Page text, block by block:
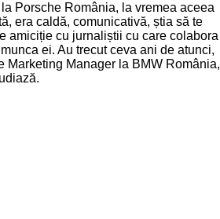
Porsche România, la vremea aceea
era caldă, comunicativă, știa să te
amiciție cu jurnaliștii cu care colabora
ei. Au trecut ceva ani de atunci,
Marketing Manager la BMW România,